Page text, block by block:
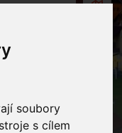
soubory
s cílem